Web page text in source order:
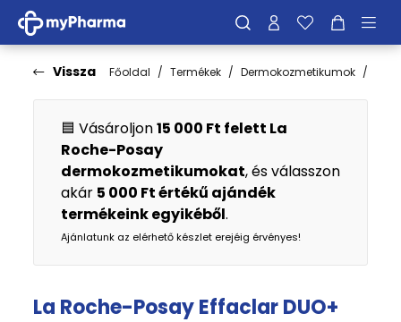
Vissza Főoldal Termékek Dermokozmetikumok
🟦 Vásároljon15 000 Ft felett La
Roche-Posay
dermokozmetikumokat, és válasszon
akár 5 000 Ft értékű ajándék
termékeink egyikéből.
Ajánlatunk az elérhető készlet erejéig érvényes!
La Roche-Posay Effaclar DUO+